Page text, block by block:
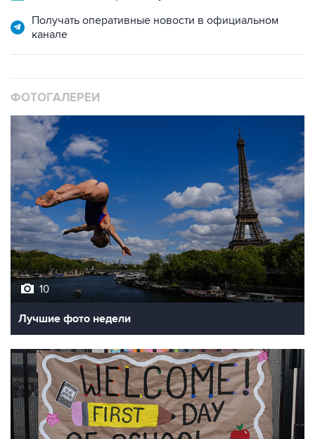
Получать оперативные новости в официальном
канале
ФОТОГАЛЕРЕИ
10
Лучшие фото недели